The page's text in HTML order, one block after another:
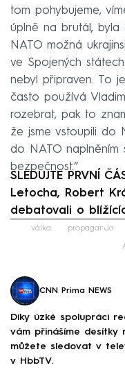
tom pohybujeme,
úplně na brutál, byla
NATO možná
ve Spojených
nebyl připraven. To
často používá
rozebrat, pak to
že jsme vstoupili do
do NATO
bezpečnost.“
SLEDUJTE PRVNÍ
Letocha, Robert
debatovali o
válka propaganda
CNN Prima NEWS
Díky úzké spolupráci
vám přinášíme
můžete sledovat v
v HbbTV.